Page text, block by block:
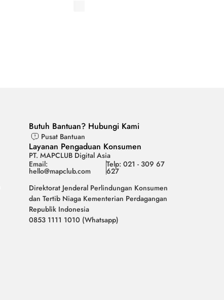
Butuh Bantuan? Hubungi Kami
Pusat Bantuan
Layanan Pengaduan Konsumen
PT. MAPCLUB Digital Asia
Email:
hello@mapclub.com
Telp: 021 - 309 67
627
Direktorat Jenderal Perlindungan Konsumen
dan Tertib Niaga Kementerian Perdagangan
Republik Indonesia
0853 1111 1010 (Whatsapp)